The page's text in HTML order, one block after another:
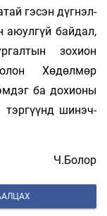
гэсэн дүгнэл­
аюулгүй байдал,
зо­хион
Хөдөлмөр
ба дохионы
тэргүүнд шинэч­
Ч.Болор